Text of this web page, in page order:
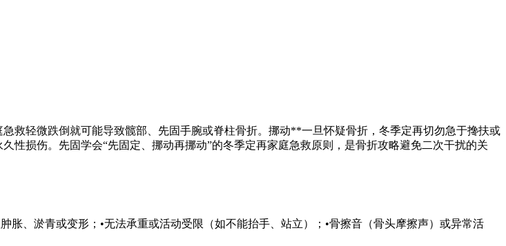
急救轻微跌倒就可能导致髋部、先固手腕或脊柱骨折。挪动**一旦怀疑骨折，冬季定再切勿急于搀扶或
性损伤。先固学会“先固定、挪动再挪动”的冬季定再家庭急救原则，是骨折攻略避免二次干扰的关
、淤青或变形；•无法承重或活动受限（如不能抬手、站立）；•骨擦音（骨头摩擦声）或异常活